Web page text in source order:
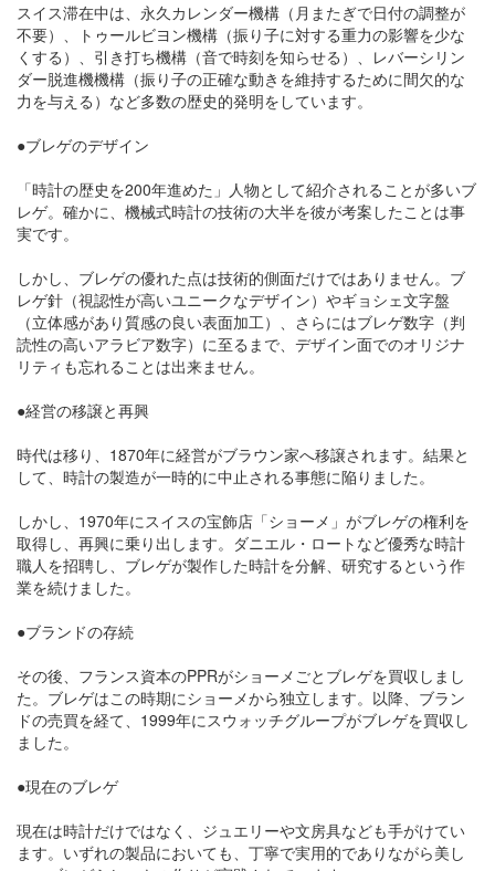
スイス滞在中は、永久カレンダー機構（月またぎで日付の調整が
不要）、トゥールビヨン機構（振り子に対する重力の影響を少な
くする）、引き打ち機構（音で時刻を知らせる）、レバーシリン
ダー脱進機機構（振り子の正確な動きを維持するために間欠的な
力を与える）など多数の歴史的発明をしています。
●ブレゲのデザイン
「時計の歴史を200年進めた」人物として紹介されることが多いブ
レゲ。確かに、機械式時計の技術の大半を彼が考案したことは事
実です。
しかし、ブレゲの優れた点は技術的側面だけではありません。ブ
レゲ針（視認性が高いユニークなデザイン）やギョシェ文字盤
（立体感があり質感の良い表面加工）、さらにはブレゲ数字（判
読性の高いアラビア数字）に至るまで、デザイン面でのオリジナ
リティも忘れることは出来ません。
●経営の移譲と再興
時代は移り、1870年に経営がブラウン家へ移譲されます。結果と
して、時計の製造が一時的に中止される事態に陥りました。
しかし、1970年にスイスの宝飾店「ショーメ」がブレゲの権利を
取得し、再興に乗り出します。ダニエル・ロートなど優秀な時計
職人を招聘し、ブレゲが製作した時計を分解、研究するという作
業を続けました。
●ブランドの存続
その後、フランス資本のPPRがショーメごとブレゲを買収しまし
た。ブレゲはこの時期にショーメから独立します。以降、ブラン
ドの売買を経て、1999年にスウォッチグループがブレゲを買収し
ました。
●現在のブレゲ
現在は時計だけではなく、ジュエリーや文房具なども手がけてい
ます。いずれの製品においても、丁寧で実用的でありながら美し